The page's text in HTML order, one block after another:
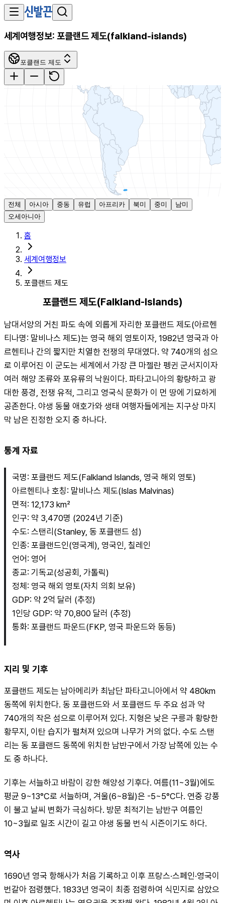
세계여행정보: 포클랜드 제도(falkland-islands)
포클랜드 제도
전체 아시아 중동 유럽 아프리카 북미 중미
남미
오세아니아
홈
세계여행정보
포클랜드 제도
포클랜드 제도(Falkland-Islands)
남대서양의 거친 파도 속에 외롭게 자리한 포클랜드 제도(아르헨
티나명: 말비나스 제도)는 영국 해외 영토이자, 1982년 영국과 아
르헨티나 간의 짧지만 치열한 전쟁의 무대였다. 약 740개의 섬으
로 이루어진 이 군도는 세계에서 가장 큰 마젤란 펭귄 군서지이자
여러 해양 조류와 포유류의 낙원이다. 파타고니아의 황량하고 광
대한 풍경, 전쟁 유적, 그리고 영국식 문화가 이 먼 땅에 기묘하게
공존한다. 야생 동물 애호가와 생태 여행자들에게는 지구상 마지
막 남은 진정한 오지 중 하나다.
통계 자료
국명: 포클랜드 제도(Falkland Islands, 영국 해외 영토)
아르헨티나 호칭: 말비나스 제도(Islas Malvinas)
면적: 12,173 km²
인구: 약 3,470명 (2024년 기준)
수도: 스탠리(Stanley, 동 포클랜드 섬)
인종: 포클랜드인(영국계), 영국인, 칠레인
언어: 영어
종교: 기독교(성공회, 가톨릭)
정체: 영국 해외 영토(자치 의회 보유)
GDP: 약 2억 달러 (추정)
1인당 GDP: 약 70,800 달러 (추정)
통화: 포클랜드 파운드(FKP, 영국 파운드와 동등)
지리 및 기후
포클랜드 제도는 남아메리카 최남단 파타고니아에서 약 480km
동쪽에 위치한다. 동 포클랜드와 서 포클랜드 두 주요 섬과 약
740개의 작은 섬으로 이루어져 있다. 지형은 낮은 구릉과 황량한
황무지, 이탄 습지가 펼쳐져 있으며 나무가 거의 없다. 수도 스탠
리는 동 포클랜드 동쪽에 위치한 남반구에서 가장 남쪽에 있는 수
도 중 하나다.
기후는 서늘하고 바람이 강한 해양성 기후다. 여름(11~3월)에도
평균 9~13°C로 서늘하며, 겨울(6~8월)은 -5~5°C다. 연중 강풍
이 불고 날씨 변화가 극심하다. 방문 최적기는 남반구 여름인
10~3월로 일조 시간이 길고 야생 동물 번식 시즌이기도 하다.
역사
1690년 영국 항해사가 처음 기록하고 이후 프랑스·스페인·영국이
번갈아 점령했다. 1833년 영국이 최종 점령하여 식민지로 삼았으